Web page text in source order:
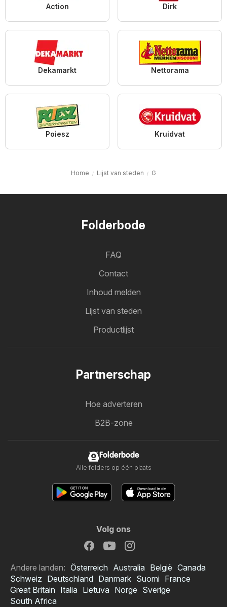
Action Dirk
Dekamarkt Nettorama
Poiesz Kruidvat
Home Lijst van steden G
Folderbode
FAQ
Contact
Inhoud melden
Lijst van steden
Productlijst
Partnerschap
Hoe adverteren
B2B-zone
Folderbode
Alle folders op één plaats
Volg ons
Andere landen: Österreich Australia België Canada
Schweiz Deutschland Danmark Suomi France
Great Britain Italia Lietuva Norge Sverige
South Africa